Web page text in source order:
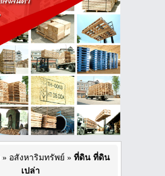
» อสังหาริมทรัพย์ » ที่ดิน ที่ดิน
เปล่า